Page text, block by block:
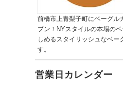
前橋市上青梨子町にベーグル
プン！NYスタイルの本場の
しめるスタイリッシュなベー
す。